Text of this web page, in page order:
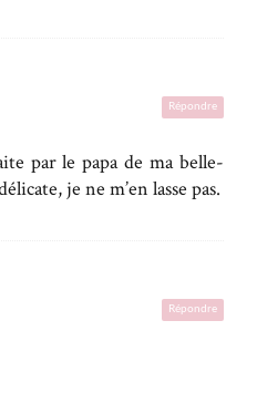
Répondre
par le papa de ma belle-
je ne m’en lasse pas.
Répondre